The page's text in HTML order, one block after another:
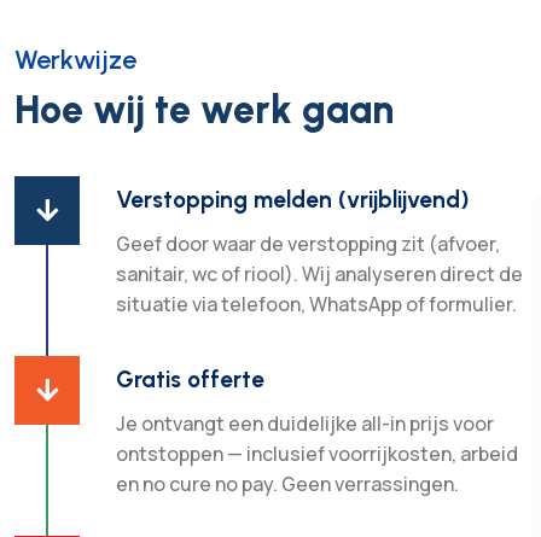
Werkwijze
Hoe wij te werk gaan
 Verstopping melden (vrijblijvend)
Geef door waar de verstopping zit (afvoer,
sanitair, wc of riool). Wij analyseren direct de
situatie via telefoon, WhatsApp of formulier.
 Gratis offerte
Je ontvangt een duidelijke all-in prijs voor
ontstoppen — inclusief voorrijkosten, arbeid
en no cure no pay. Geen verrassingen.